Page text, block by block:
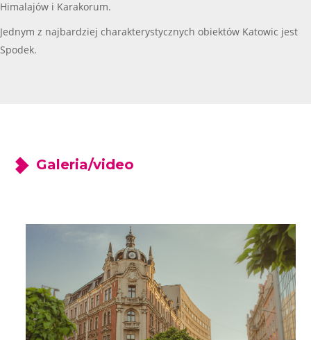
Himalajów i Karakorum.
Jednym z najbardziej charakterystycznych obiektów Katowic jest
Spodek.
Galeria/video